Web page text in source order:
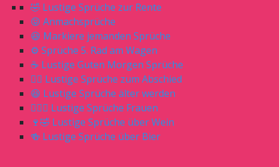
🤣 Lustige Sprüche zur Rente
😝 Anmachsprüche
😆 Markiere jemanden Sprüche
⚙️ Sprüche 5. Rad am Wagen
☕️ Lustige Guten Morgen Sprüche
🖐🏻 Lustige Sprüche zum Abschied
😆 Lustige Sprüche älter werden
🙎🏼‍♀️ Lustige Sprüche Frauen
🍷🤣 Lustige Sprüche über Wein
🍻 Lustige Sprüche über Bier